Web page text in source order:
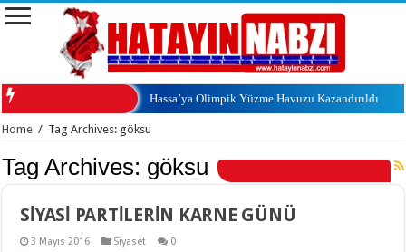
Hassa’ya Olimpik Yüzme Havuzu Kazandırıldı
Home / Tag Archives: göksu
Tag Archives: göksu
SİYASİ PARTİLERİN KARNE GÜNÜ
3 Mayıs 2016 Siyaset 0